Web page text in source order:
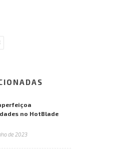
no HotBlade
de 2023